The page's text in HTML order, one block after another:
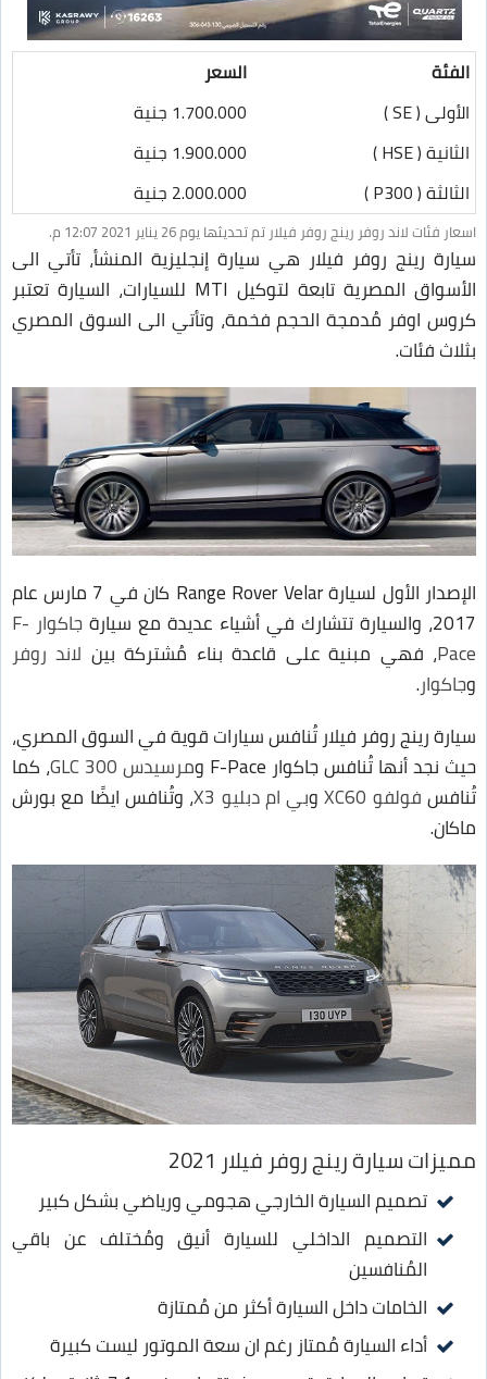
الفئة
السعر
الأولى ( SE )
1.700.000 جنية
الثانية ( HSE )
1.900.000 جنية
الثالثة ( P300 )
2.000.000 جنية
اسعار فئات لاند روفر رينج روفر فيلار تم تحديثها يوم 26 يناير 2021 12:07 م.
سيارة رينج روفر فيلار هي سيارة إنجليزية المنشأ، تأتي الى
الأسواق المصرية تابعة لتوكيل MTI للسيارات، السيارة تعتبر
كروس اوفر مُدمجة الحجم فخمة، وتأتي الى السوق المصري
بثلاث فئات.
الإصدار الأول لسيارة Range Rover Velar كان في 7 مارس عام
2017، والسيارة تتشارك في أشياء عديدة مع سيارة
جاكوار F-
Pace، فهي مبنية على قاعدة بناء مُشتركة بين لاند روفر
وجاكوار.
سيارة رينج روفر فيلار تُنافس سيارات قوية في السوق المصري،
حيث نجد أنها تُنافس جاكوار F-Pace و
مرسيدس GLC 300
، كما
تُنافسفولفو XC60 وبي ام دبليو X3
، وتُنافس ايضًا مع بورش
ماكان.
مميزات سيارة رينج روفر فيلار 2021
تصميم السيارة الخارجي هجومي ورياضي بشكل كبير
التصميم الداخلي للسيارة أنيق ومُختلف عن باقي
المُنافسين
الخامات داخل السيارة أكثر من مُمتازة
أداء السيارة مُمتاز رغم ان سعة الموتور ليست كبيرة